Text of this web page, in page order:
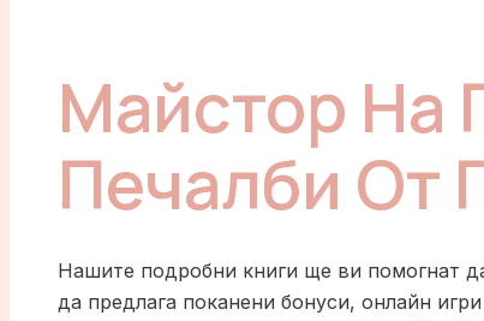
Майстор На
Печалби От
Нашите подробни книги ще ви помогнат
да предлага поканени бонуси, онлайн